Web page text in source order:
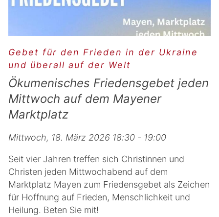
Gebet für den Frieden in der Ukraine
und überall auf der Welt
Ökumenisches Friedensgebet jeden
Mittwoch auf dem Mayener
Marktplatz
Mittwoch, 18. März 2026 18:30 - 19:00
Seit vier Jahren treffen sich Christinnen und
Christen jeden Mittwochabend auf dem
Marktplatz Mayen zum Friedensgebet als Zeichen
für Hoffnung auf Frieden, Menschlichkeit und
Heilung. Beten Sie mit!